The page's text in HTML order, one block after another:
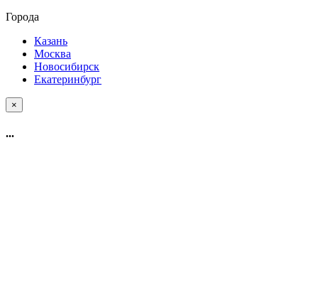
Города
Казань
Москва
Новосибирск
Екатеринбург
×
...